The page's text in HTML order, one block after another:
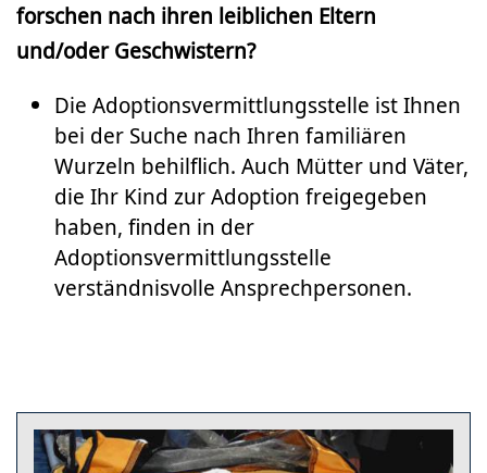
forschen nach ihren leiblichen Eltern
und/oder Geschwistern?
Die Adoptionsvermittlungsstelle ist Ihnen
bei der Suche nach Ihren familiären
Wurzeln behilflich. Auch Mütter und Väter,
die Ihr Kind zur Adoption freigegeben
haben, finden in der
Adoptionsvermittlungsstelle
verständnisvolle Ansprechpersonen.